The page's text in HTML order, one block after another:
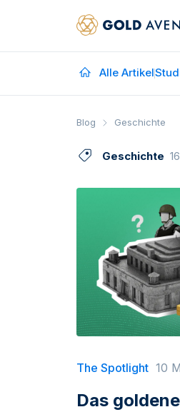
Alle Artikel
Blog Geschichte
Geschichte
The Spotlight 10
Das